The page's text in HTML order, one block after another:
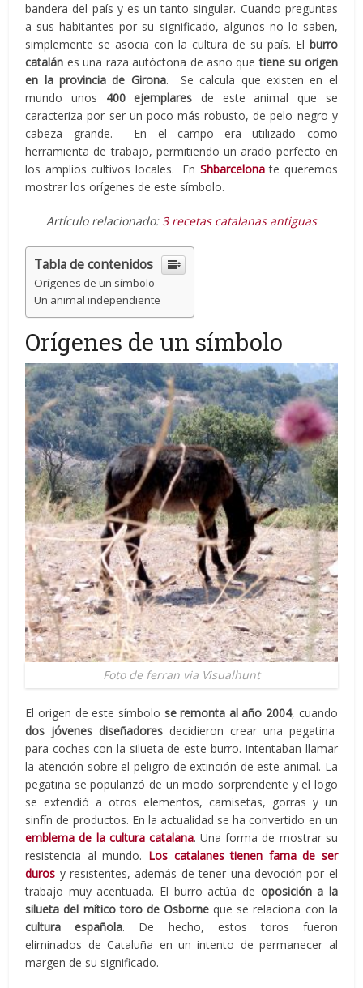
bandera del país y es un tanto singular. Cuando preguntas
a sus habitantes por su significado, algunos no lo saben,
simplemente se asocia con la cultura de su país. El burro
catalán es una raza autóctona de asno quetiene su origen
en la provincia de Girona. Se calcula que existen en el
mundo unos 400 ejemplares de este animal que se
caracteriza por ser un poco más robusto, de pelo negro y
cabeza grande. En el campo era utilizado como
herramienta de trabajo, permitiendo un arado perfecto en
los amplios cultivos locales. En Shbarcelonate queremos
mostrar los orígenes de este símbolo.
Artículo relacionado:3 recetas catalanas antiguas
Tabla de contenidos
Orígenes de un símbolo
Un animal independiente
Orígenes de un símbolo
Foto de ferran via Visualhunt
El origen de este símbolo se remonta al año 2004, cuando
dos jóvenes diseñadores decidieron crear una pegatina
para coches con la silueta de este burro. Intentaban llamar
la atención sobre el peligro de extinción de este animal. La
pegatina se popularizó de un modo sorprendente y el logo
se extendió a otros elementos, camisetas, gorras y un
sinfín de productos. En la actualidad se ha convertido en un
emblema de la cultura catalana. Una forma de mostrar su
resistencia al mundo. Los catalanes tienen fama de ser
duros y resistentes, además de tener una devoción por el
trabajo muy acentuada. El burro actúa de oposición a la
silueta del mítico toro de Osborne que se relaciona con la
cultura española. De hecho, estos toros fueron
eliminados de Cataluña en un intento de permanecer al
margen de su significado.